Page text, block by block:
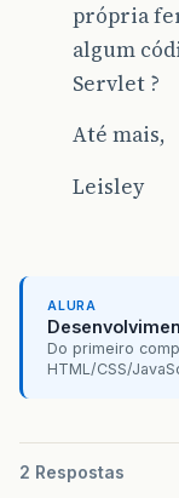
própria
algum
Servlet ?
Até mais,
Leisley
ALURA
Do primeiro
HTML/CSS/
2 Respostas